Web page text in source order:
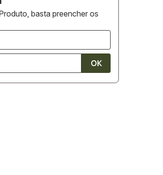
basta preencher os